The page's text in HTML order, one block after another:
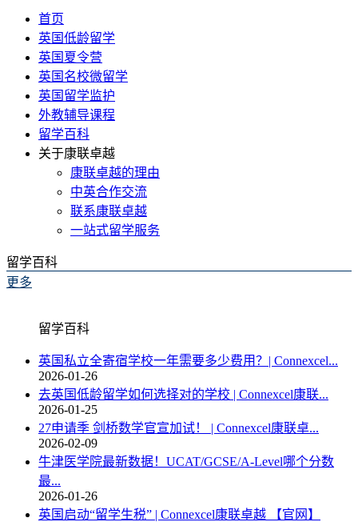
首页
英国低龄留学
英国夏令营
英国名校微留学
英国留学监护
外教辅导课程
留学百科
关于康联卓越
康联卓越的理由
中英合作交流
联系康联卓越
一站式留学服务
留学百科
更多
留学百科
英国私立全寄宿学校一年需要多少费用？| Connexcel...
2026-01-26
去英国低龄留学如何选择对的学校 | Connexcel康联...
2026-01-25
27申请季 剑桥数学官宣加试！ | Connexcel康联卓...
2026-02-09
牛津医学院最新数据！UCAT/GCSE/A-Level哪个分数
最...
2026-01-26
英国启动“留学生税” | Connexcel康联卓越 【官网】